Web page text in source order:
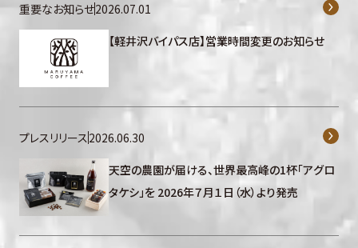
重要なお知らせ2026.07.01
【軽井沢バイパス店】営業時間変更のお知らせ
プレスリリース2026.06.30
天空の農園が届ける、世界最高峰の1杯「アグロ
タケシ」を 2026年７月１日（水）より発売